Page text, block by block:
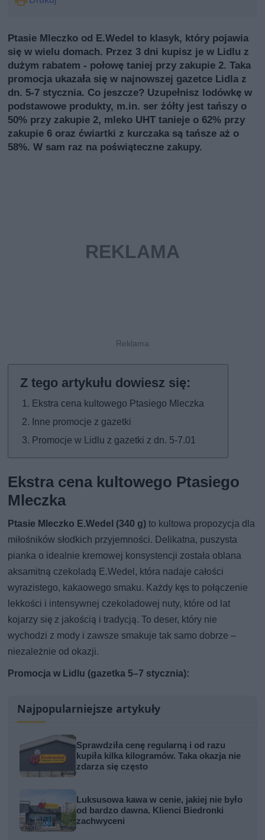
Ptasie Mleczko od E.Wedel to klasyk, który pojawia
się w wielu domach. Przez 3 dni kupisz je w Lidlu z
dużym rabatem - połowę taniej przy zakupie 2. Taka
promocja ukazała się w najnowszej gazetce Lidla z
dn. 5-7 stycznia. Co jeszcze? Uzupełnisz lodówkę w
podstawowe produkty, m.in. ser żółty jest tańszy o
50% przy zakupie 2, mleko UHT tanieje o 62% przy
zakupie 6 oraz ćwiartki z kurczaka są tańsze aż o
58%. W sam raz na poświąteczne zakupy.
Ekstra cena kultowego Ptasiego Mleczka
Inne promocje z gazetki
Promocje w Lidlu z gazetki z dn. 5-7.01
Ekstra cena kultowego Ptasiego
Mleczka
Ptasie Mleczko E.Wedel (340 g) to kultowa propozycja dla
miłośników słodkich przyjemności. Delikatna, puszysta
pianka o idealnie kremowej konsystencji została oblana
aksamitną czekoladą E.Wedel, która nadaje całości
wyrazistego, kakaowego smaku. Każdy kęs to połączenie
lekkości i intensywnej czekoladowej nuty, które od lat
kojarzy się z jakością i tradycją. To deser, który nie
wychodzi z mody i zawsze smakuje tak samo dobrze –
niezależnie od okazji.
Promocja w Lidlu (gazetka 5–7 stycznia):
Najpopularniejsze artykuły
Sprawdziła cenę regularną i od razu
kupiła kilka kilogramów. Taka okazja nie
zdarza się często
Luksusowa kawa w cenie, jakiej nie było
od bardzo dawna. Klienci Biedronki
zachwyceni